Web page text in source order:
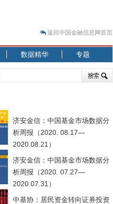
衡藏
返回中国金融信息网首页
数据精华 专题
济安金信：中国基金市场数据分
析周报（2020. 08.17—
2020.08.21）
济安金信：中国基金市场数据分
析周报（2020. 07.27—
2020.07.31）
中基协：居民资金转向证券投资